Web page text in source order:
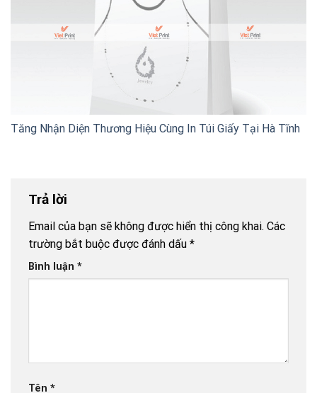
Tăng Nhận Diện Thương Hiệu Cùng In Túi Giấy Tại Hà Tĩnh
Trả lời
Email của bạn sẽ không được hiển thị công khai. Các
trường bắt buộc được đánh dấu *
Bình luận *
Tên *